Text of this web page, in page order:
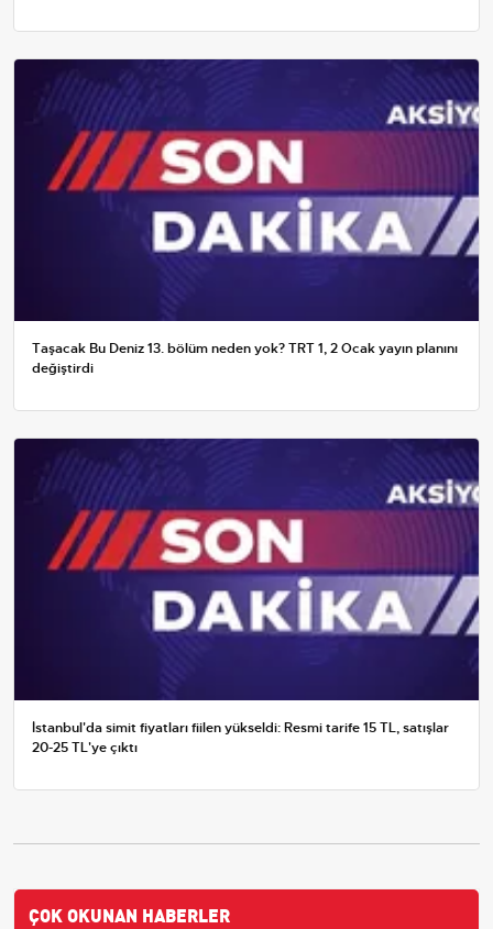
Taşacak Bu Deniz 13. bölüm neden yok? TRT 1, 2 Ocak yayın planını
değiştirdi
İstanbul'da simit fiyatları fiilen yükseldi: Resmi tarife 15 TL, satışlar
20-25 TL'ye çıktı
ÇOK OKUNAN HABERLER